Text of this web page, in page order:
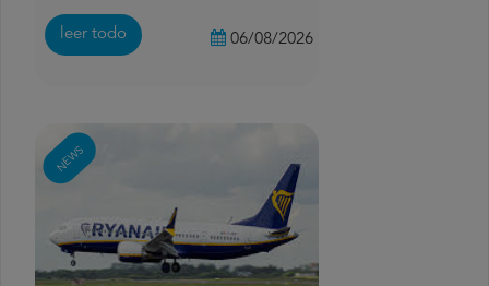
leer todo 06/08/2026
NEWS